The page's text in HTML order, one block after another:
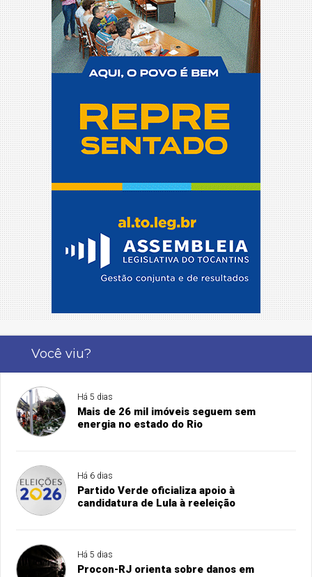
Você viu?
Há 5 dias
Mais de 26 mil imóveis seguem sem
energia no estado do Rio
Há 6 dias
Partido Verde oficializa apoio à
candidatura de Lula à reeleição
Há 5 dias
Procon-RJ orienta sobre danos em